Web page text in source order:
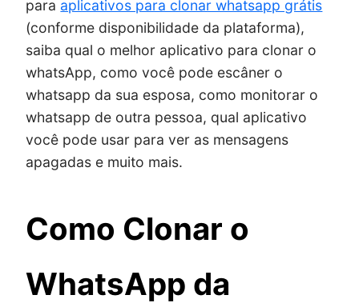
para aplicativos para clonar whatsapp grátis
(conforme disponibilidade da plataforma),
saiba qual o melhor aplicativo para clonar o
whatsApp, como você pode escâner o
whatsapp da sua esposa, como monitorar o
whatsapp de outra pessoa, qual aplicativo
você pode usar para ver as mensagens
apagadas e muito mais.
Como Clonar o
WhatsApp da